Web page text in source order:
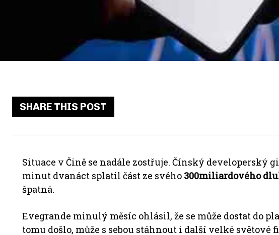
SHARE THIS POST
Situace v Čině se nadále zostřuje. Čínský developerský
minut dvanáct splatil část ze svého 300miliardového
špatná.
Evegrande minulý měsíc ohlásil, že se může dostat do
tomu došlo, může s sebou stáhnout i další velké světové